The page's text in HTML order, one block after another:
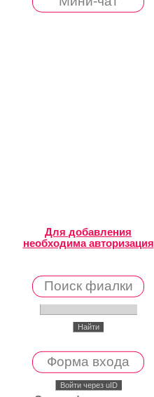
Для добавления
необходима авторизация
Поиск фиалки
Форма входа
Войти через uID